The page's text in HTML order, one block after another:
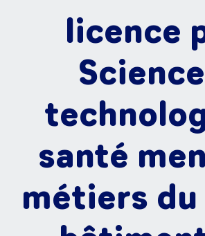
licence
santé
métiers du